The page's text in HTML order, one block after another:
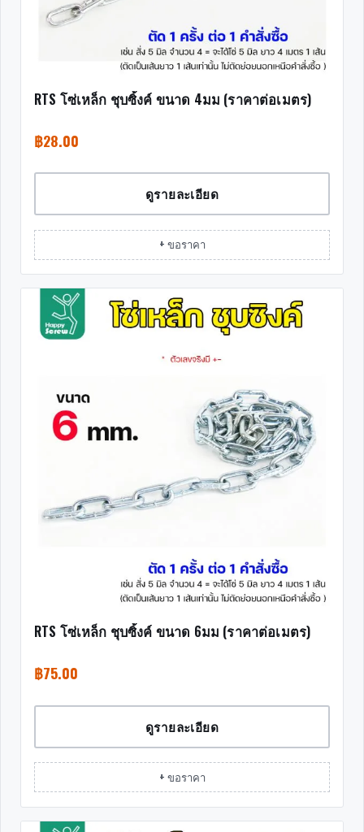
RTS โซ่เหล็ก ชุบซิ้งค์ ขนาด 4มม (ราคาต่อเมตร)
฿28.00
ดูรายละเอียด
+ ขอราคา
RTS โซ่เหล็ก ชุบซิ้งค์ ขนาด 6มม (ราคาต่อเมตร)
฿75.00
ดูรายละเอียด
+ ขอราคา